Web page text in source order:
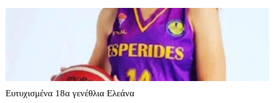
Ευτυχισμένα 18α γενέθλια Ελεάνα